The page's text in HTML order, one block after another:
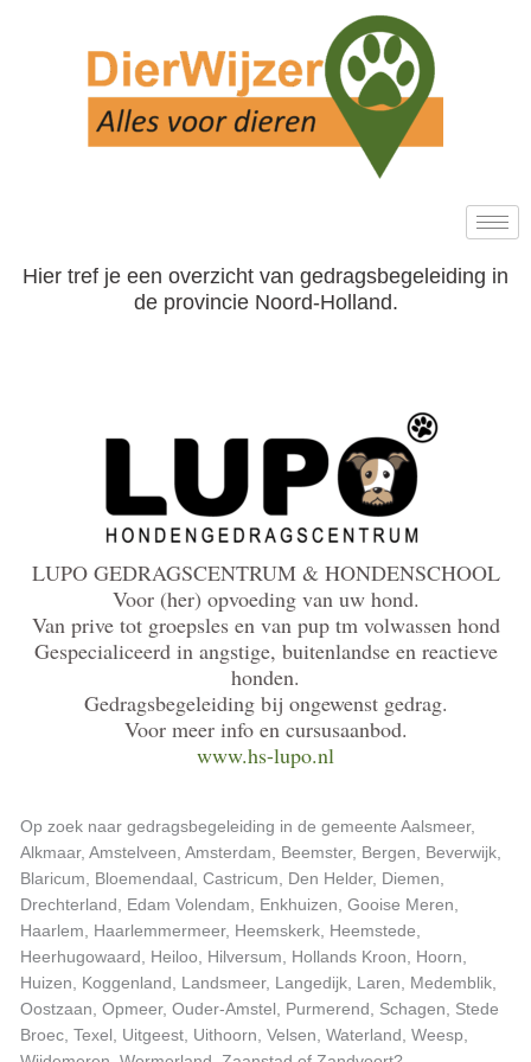
Hier tref je een overzicht van gedragsbegeleiding in
de provincie Noord-Holland.
LUPO GEDRAGSCENTRUM & HONDENSCHOOL
Voor (her) opvoeding van uw hond.
Van prive tot groepsles en van pup tm volwassen hond
Gespecialiceerd in angstige, buitenlandse en reactieve
honden.
Gedragsbegeleiding bij ongewenst gedrag.
Voor meer info en cursusaanbod.
www.hs-lupo.nl
Op zoek naar gedragsbegeleiding in de gemeente Aalsmeer,
Alkmaar, Amstelveen, Amsterdam, Beemster, Bergen, Beverwijk,
Blaricum, Bloemendaal, Castricum, Den Helder, Diemen,
Drechterland, Edam Volendam, Enkhuizen, Gooise Meren,
Haarlem, Haarlemmermeer, Heemskerk, Heemstede,
Heerhugowaard, Heiloo, Hilversum, Hollands Kroon, Hoorn,
Huizen, Koggenland, Landsmeer, Langedijk, Laren, Medemblik,
Oostzaan, Opmeer, Ouder-Amstel, Purmerend, Schagen, Stede
Broec, Texel, Uitgeest, Uithoorn, Velsen, Waterland, Weesp,